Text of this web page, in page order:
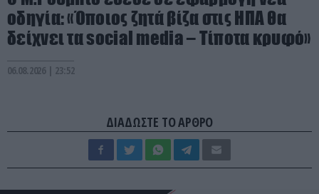
οδηγία: «Όποιος ζητά βίζα στις ΗΠΑ θα
δείχνει τα social media – Τίποτα κρυφό»
06.08.2026 | 23:52
ΔΙΑΔΩΣΤΕ ΤΟ ΑΡΘΡΟ